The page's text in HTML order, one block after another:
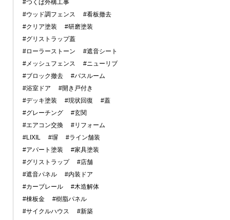
#つくば外構工事
#ウッド調フェンス
#看板撤去
#クリア塗装
#研磨塗装
#グリストラップ蓋
#ローラーストーン
#遮音シート
#メッシュフェンス
#ニューリブ
#ブロック撤去
#バスルーム
#浴室ドア
#開き戸付き
#デッキ塗装
#現状回復
#蓋
#グレーチング
#玄関
#エアコン交換
#リフォーム
#LIXIL
#塀
#ライン舗装
#アパート塗装
#家具塗装
#グリストラップ
#店舗
#遮音パネル
#内装ドア
#カーブレール
#木造解体
#棟板金
#樹脂パネル
#サイクルハウス
#新築